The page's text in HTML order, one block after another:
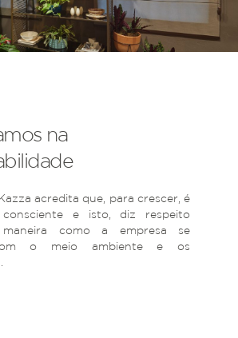
na
acredita que, para crescer, é
e isto, diz respeito
como a empresa se
o meio ambiente e os